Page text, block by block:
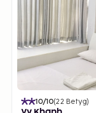
10/10(22 Betyg)